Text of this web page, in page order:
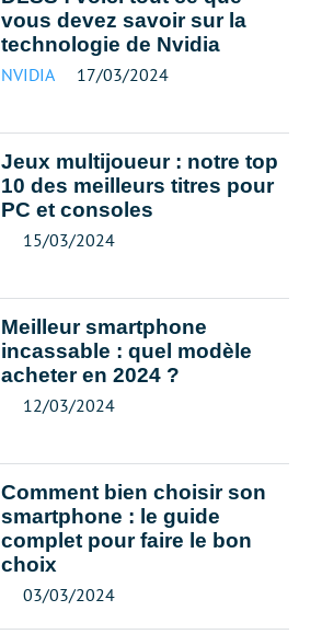
vous devez savoir sur la
technologie de Nvidia
NVIDIA 17/03/2024
Jeux multijoueur : notre top
10 des meilleurs titres pour
PC et consoles
15/03/2024
Meilleur smartphone
incassable : quel modèle
acheter en 2024 ?
12/03/2024
Comment bien choisir son
smartphone : le guide
complet pour faire le bon
choix
03/03/2024